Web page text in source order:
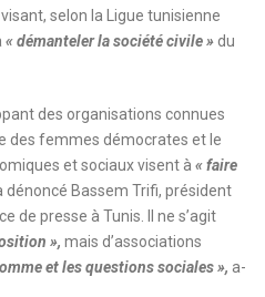
selon la Ligue tunisienne
« démanteler la société civile » du
des organisations connues
des femmes démocrates et le
et sociaux visent à « faire
dénoncé Bassem Trifi, président
de presse à Tunis. Il ne s’agit
», mais d’associations
et les questions sociales », a-